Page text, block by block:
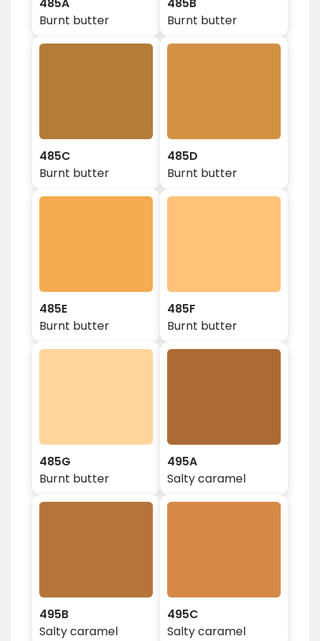
Burnt butter
Burnt butter
485C
Burnt butter
485D
Burnt butter
485E
Burnt butter
485F
Burnt butter
485G
Burnt butter
495A
Salty caramel
495B
Salty caramel
495C
Salty caramel